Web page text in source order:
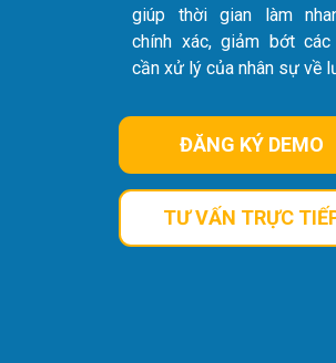
giúp thời gian làm
chính xác, giảm bớt
cần xử lý của nhân sự về
ĐĂNG KÝ DEMO
TƯ VẤN TRỰC